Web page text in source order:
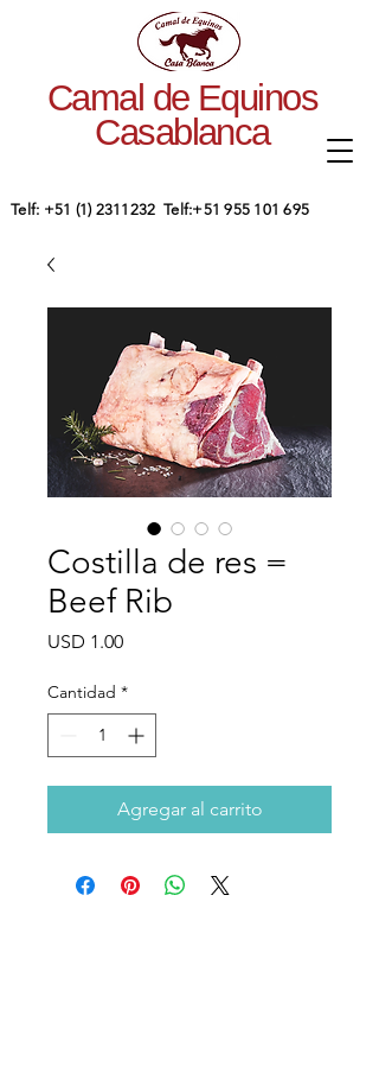
Camal de Equinos
Casablanca
​Telf: +51 (1) 2311232 Telf:+51 955 101 695
Costilla de res =
Beef Rib
USD 1.00Precio
Cantidad *
Agregar al carrito